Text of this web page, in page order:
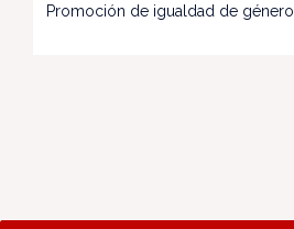
Promoción de igualdad de género.